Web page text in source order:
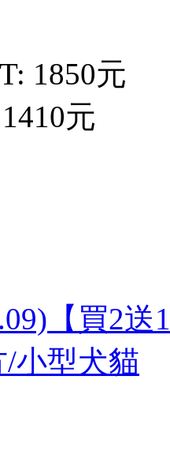
1850元
元
【買2
小型犬貓